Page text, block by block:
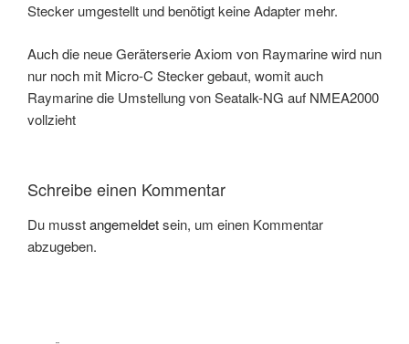
Stecker umgestellt und benötigt keine Adapter mehr.
Auch die neue Geräterserie Axiom von Raymarine wird nun
nur noch mit Micro-C Stecker gebaut, womit auch
Raymarine die Umstellung von Seatalk-NG auf NMEA2000
vollzieht
Schreibe einen Kommentar
Du musstangemeldetsein, um einen Kommentar
abzugeben.
Beitrags-